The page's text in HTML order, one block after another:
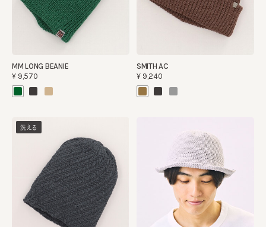
MM LONG BEANIE
¥9,570
SMITH AC
¥9,240
洗える